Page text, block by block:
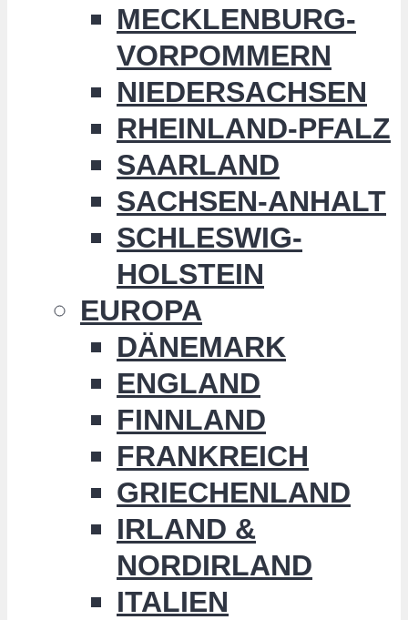
MECKLENBURG-
VORPOMMERN
NIEDERSACHSEN
RHEINLAND-PFALZ
SAARLAND
SACHSEN-ANHALT
SCHLESWIG-
HOLSTEIN
EUROPA
DÄNEMARK
ENGLAND
FINNLAND
FRANKREICH
GRIECHENLAND
IRLAND &
NORDIRLAND
ITALIEN